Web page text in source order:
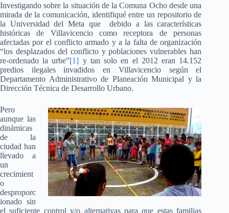
Investigando sobre la situación de la Comuna Ocho desde una
mirada de la comunicación, identifiqué entre un repositorio de
la Universidad del Meta que debido a las características
históricas de Villavicencio como receptora de personas
afectadas por el conflicto armado y a la falta de organización
“los desplazados del conflicto y poblaciones vulnerables han
re-ordenado la urbe”[1] y tan solo en el 2012 eran 14.152
predios ilegales invadidos en Villavicencio según el
Departamento Administrativo de Planeación Municipal y la
Dirección Técnica de Desarrollo Urbano.
Pero
aunque las
dinámicas
de la
ciudad han
llevado a
un
crecimient
o
desproporc
ionado sin
el suficiente control y/o alternativas para que estas familias